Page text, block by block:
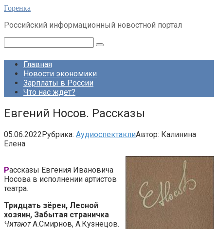
Перейти
контенту
Горенка
Российский информационный новостной портал
Главная
Новости экономики
Зарплаты в России
Что нас ждет?
Евгений Носов. Рассказы
05.06.2022Рубрика: АудиоспектаклиАвтор: Калинина
Елена
Рассказы Евгения Ивановича
Носова в исполнении артистов
театра.
Тридцать зёрен, Лесной
хозяин, Забытая страничка
ЧитаютА.Смирнов, А.Кузнецов.